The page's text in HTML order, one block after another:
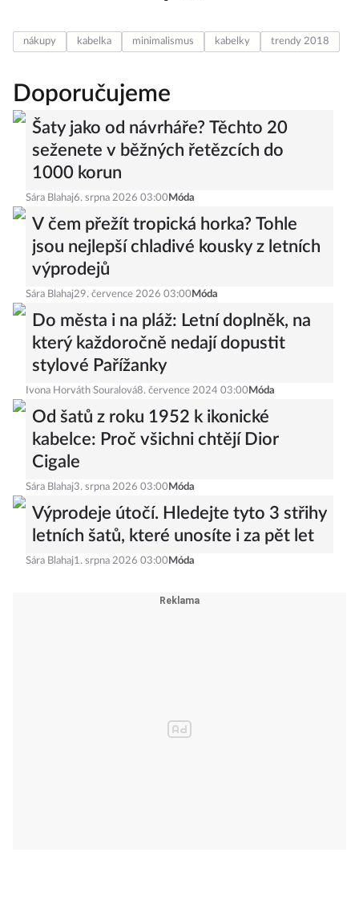
nákupy kabelka minimalismus kabelky trendy 2018
Doporučujeme
Šaty jako od návrháře? Těchto 20
seženete v běžných řetězcích do
1000 korun
Sára Blahaj6. srpna 2026 03:00 Móda
V čem přežít tropická horka? Tohle
jsou nejlepší chladivé kousky z letních
výprodejů
Sára Blahaj29. července 2026 03:00 Móda
Do města i na pláž: Letní doplněk, na
který každoročně nedají dopustit
stylové Pařížanky
Ivona Horváth Souralová8. července 2024 03:00 Móda
Od šatů z roku 1952 k ikonické
kabelce: Proč všichni chtějí Dior
Cigale
Sára Blahaj3. srpna 2026 03:00 Móda
Výprodeje útočí. Hledejte tyto 3 střihy
letních šatů, které unosíte i za pět let
Sára Blahaj1. srpna 2026 03:00 Móda